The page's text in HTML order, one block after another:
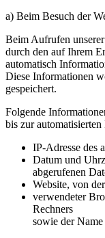
a) Beim Besuch der
Beim Aufrufen
durch den auf Ihrem
automatisch
Diese Informationen
gespeichert.
Folgende
bis zur
IP-Adresse des
Datum und
abgerufenen
Website, von
verwendeter
Rechners
sowie der